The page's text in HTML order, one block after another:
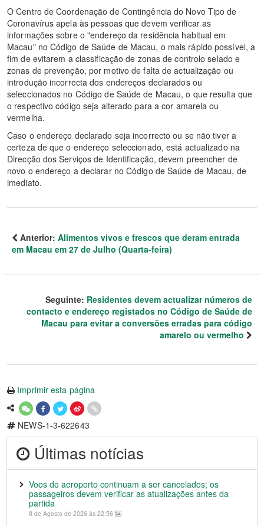
O Centro de Coordenação de Contingência do Novo Tipo de
Coronavírus apela às pessoas que devem verificar as
informações sobre o "endereço da residência habitual em
Macau" no Código de Saúde de Macau, o mais rápido possível, a
fim de evitarem a classificação de zonas de controlo selado e
zonas de prevenção, por motivo de falta de actualização ou
introdução incorrecta dos endereços declarados ou
seleccionados no Código de Saúde de Macau, o que resulta que
o respectivo código seja alterado para a cor amarela ou
vermelha.
Caso o endereço declarado seja incorrecto ou se não tiver a
certeza de que o endereço seleccionado, está actualizado na
Direcção dos Serviços de Identificação, devem preencher de
novo o endereço a declarar no Código de Saúde de Macau, de
imediato.
Anterior: Alimentos vivos e frescos que deram entrada
em Macau em 27 de Julho (Quarta-feira)
Seguinte: Residentes devem actualizar números de
contacto e endereço registados no Código de Saúde de
Macau para evitar a conversões erradas para código
amarelo ou vermelho
Imprimir esta página
NEWS-1-3-622643
Últimas notícias
Voos do aeroporto continuam a ser cancelados; os
passageiros devem verificar as atualizações antes da
partida
8 de Agosto de 2026 às 22:56